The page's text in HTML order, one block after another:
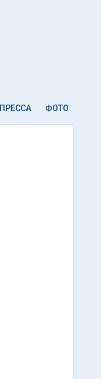
ПРЕССА ФОТО